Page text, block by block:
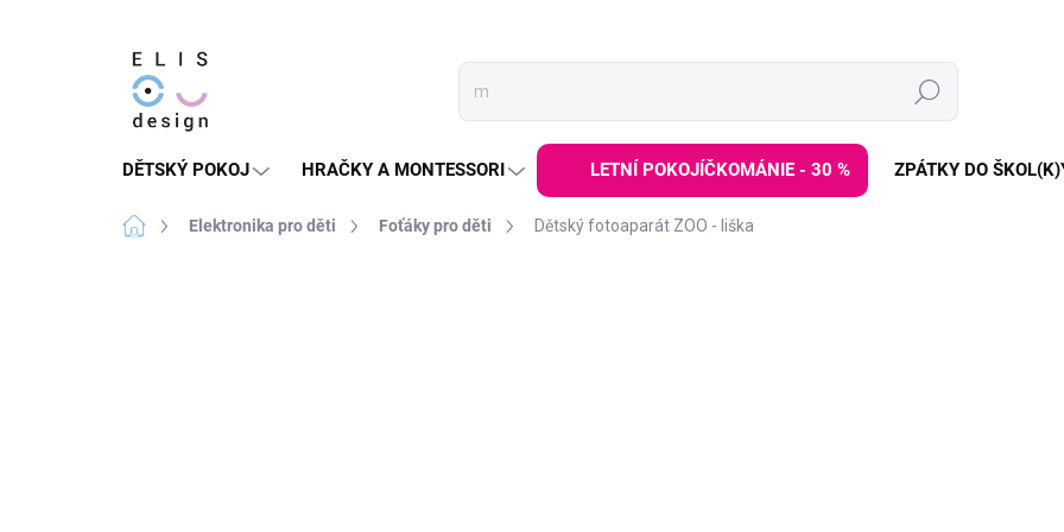
Hledat
DĚTSKÝ POKOJ HRAČKY A MONTESSORI LETNÍ POKOJÍČKOMÁNIE - 30 % ZPÁTKY DO
Domů Elektronika pro děti Foťáky pro děti Dětský fotoaparát ZOO - liška